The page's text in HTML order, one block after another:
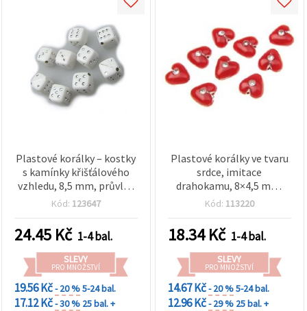
Plastové korálky – kostky
s kamínky křišťálového
vzhledu, 8,5 mm, průvlek
1 mm, bílé, 20 g (cca 40
Kód: 123647
24.45 Kč 1-4 bal.
SLEVY
PRO MNOŽSTVÍ
19.56 Kč- 20 %5-24 bal.
17.12 Kč- 30 % 25 bal. +
Plastové korálky ve tvaru
srdce, imitace
drahokamu, 8×4,5 mm,
průvlek 1,5 mm, červené –
Kód: 113220
18.34Kč 1-4 bal.
SLEVY
PRO MNOŽSTVÍ
14.67 Kč- 20 %5-24 bal.
12.96 Kč- 29 % 25 bal. +